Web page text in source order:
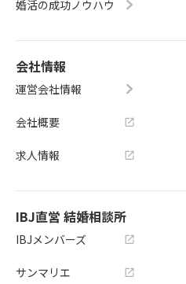
婚活の成功ノウハウ
会社情報
運営会社情報
会社概要
求人情報
IBJ直営 結婚相談所
IBJメンバーズ
サンマリエ